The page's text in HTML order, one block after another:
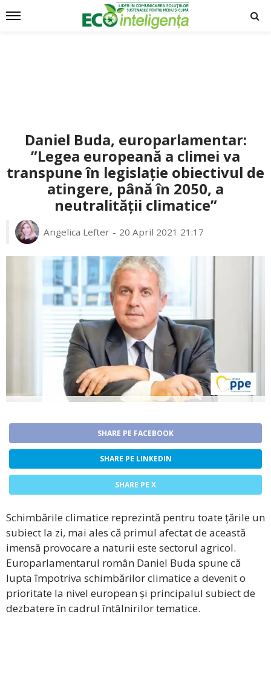
Daniel Buda, europarlamentar:
”Legea europeană a climei va
transpune în legislație obiectivul de
atingere, până în 2050, a
neutralității climatice”
Angelica Lefter 20 April 2021 21:17
SHARE PE FACEBOOK
SHARE PE LINKEDIN
SHARE PE X
Schimbările climatice reprezintă pentru toate țările un
subiect la zi, mai ales că primul afectat de această
imensă provocare a naturii este sectorul agricol.
Europarlamentarul român Daniel Buda spune că
lupta împotriva schimbărilor climatice a devenit o
prioritate la nivel european și principalul subiect de
dezbatere în cadrul întâlnirilor tematice.